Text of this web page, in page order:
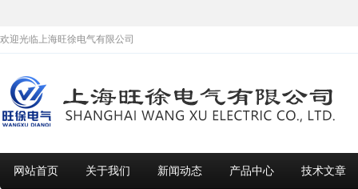
欢迎光临上海旺徐电气有限公司
网站首页 关于我们 新闻动态 产品中心 技术文章